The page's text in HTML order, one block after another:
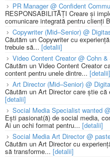
PR Manager @ Confident
RESPONSABILITĂȚI Creare și
comunicare integrată pentru clienți
Copywriter (Mid–Senior) @
Căutăm un Copywriter cu
trebuie să... [detalii]
Video Content Creator @ Cohn
Căutăm un Video Content Creator
content pentru unele dintre... [detalii]
Art Director (Mid–Senior) @
Căutăm un Art Director care știe
[detalii]
Social Media Specialist wanted
Ești pasionat(ă) de social media,
Ai un ochi format pentru... [detalii]
Social Media Art Director @
Căutăm un Art Director cu
să transforme... [detalii]